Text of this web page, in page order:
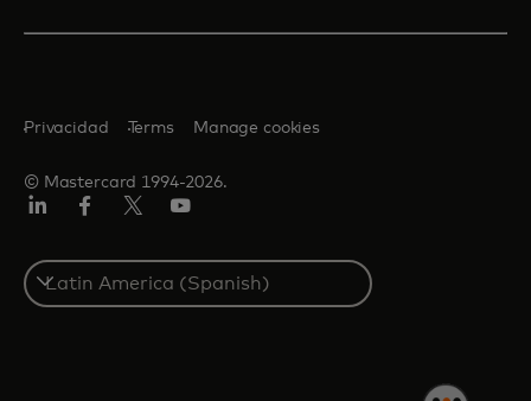
© Mastercard 1994-2026.
Privacidad Terms Manage cookies
Select
a
country